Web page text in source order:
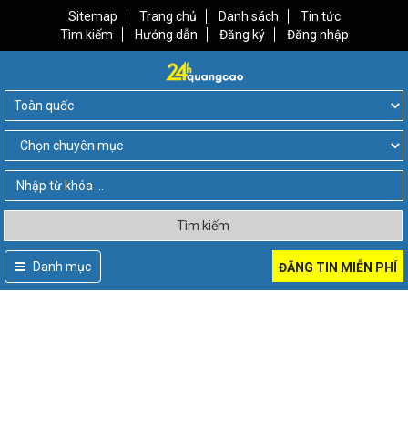
Sitemap Trang chủ Danh sách
Tin tức
Tìm kiếm
Hướng dẫn Đăng ký Đăng nhập
Tìm kiếm
Danh mục ĐĂNG TIN MIỄN PHÍ